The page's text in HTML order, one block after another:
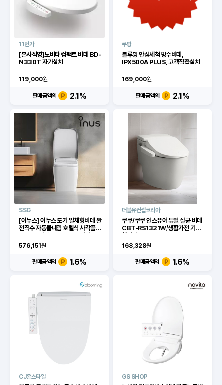
11번가
[본사직영]노비타 컴팩트 비데 BD-
N330T 자가설치
119,000원
판매금액의 2.1%
쿠팡
블루밍 안심세척 방수비데,
IPX500A PLUS, 고객직접설치
169,000원
판매금액의 2.1%
SSG
[이누스] 이누스 도기 일체형비데 완
전직수 자동물내림 호텔식 사각플랫
[이마트몰] [IW-800]
576,151원
판매금액의 1.6%
더블유컨셉코리아
쿠쿠/쿠쿠 인스퓨어 듀얼 살균 비데
CBT-RS1321W/생활가전 기타생
168,328원
판매금액의 1.6%
CJ온스타일 GS SHOP